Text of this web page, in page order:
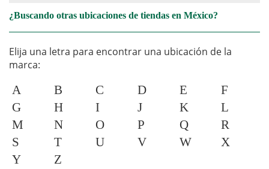
¿Buscando otras ubicaciones de tiendas en México?
Elija una letra para encontrar una ubicación de la
marca:
A B C D E
F
G
H I J K
L
M
N O P Q
R
S
T U V W
X
Y
Z